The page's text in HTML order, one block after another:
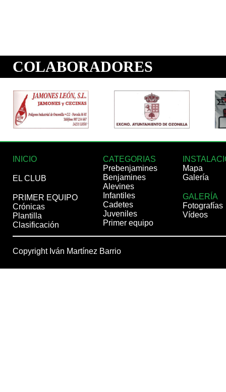
INICIO
EL CLUB
PRIMER EQUIPO
Crónicas
Plantilla
Clasificación
CATEGORIAS
Prebenjamines
Benjamines
Alevines
Infantiles
Cadetes
Juveniles
Primer equipo
Mapa
Galería
GALERÍA
Fotografías
Vídeos
Copyright Iván Martínez Barrio